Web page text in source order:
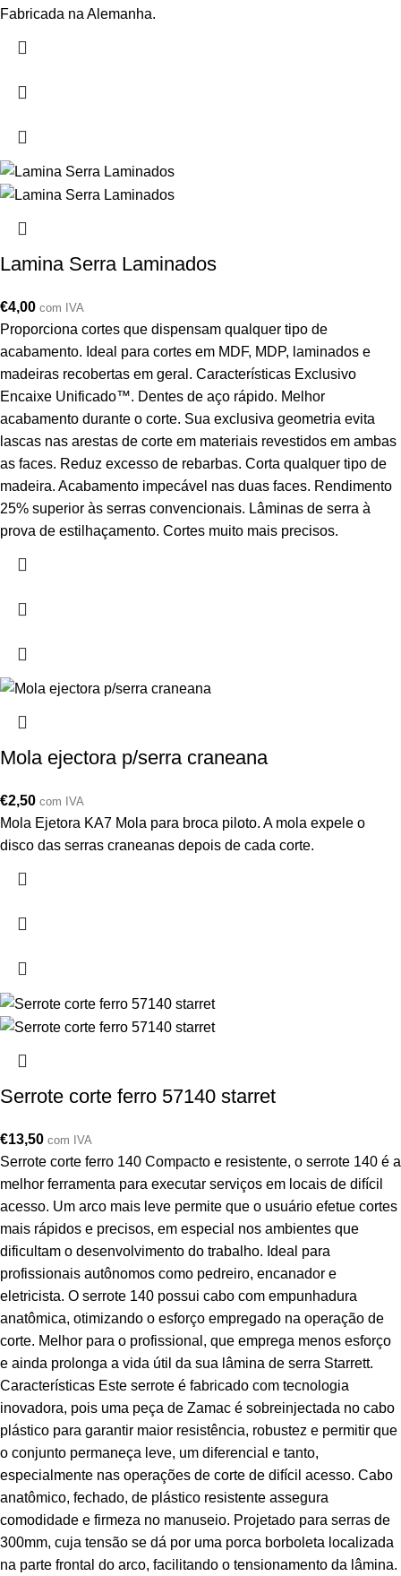
Fabricada na Alemanha.
Lamina Serra Laminados
€4,00 com IVA
Proporciona cortes que dispensam qualquer tipo de
acabamento. Ideal para cortes em MDF, MDP, laminados e
madeiras recobertas em geral. Características Exclusivo
Encaixe Unificado™. Dentes de aço rápido. Melhor
acabamento durante o corte. Sua exclusiva geometria evita
lascas nas arestas de corte em materiais revestidos em ambas
as faces. Reduz excesso de rebarbas. Corta qualquer tipo de
madeira. Acabamento impecável nas duas faces. Rendimento
25% superior às serras convencionais. Lâminas de serra à
prova de estilhaçamento. Cortes muito mais precisos.
Mola ejectora p/serra craneana
€2,50 com IVA
Mola Ejetora KA7 Mola para broca piloto. A mola expele o
disco das serras craneanas depois de cada corte.
Serrote corte ferro 57140 starret
€13,50 com IVA
Serrote corte ferro 140 Compacto e resistente, o serrote 140 é a
melhor ferramenta para executar serviços em locais de difícil
acesso. Um arco mais leve permite que o usuário efetue cortes
mais rápidos e precisos, em especial nos ambientes que
dificultam o desenvolvimento do trabalho. Ideal para
profissionais autônomos como pedreiro, encanador e
eletricista. O serrote 140 possui cabo com empunhadura
anatômica, otimizando o esforço empregado na operação de
corte. Melhor para o profissional, que emprega menos esforço
e ainda prolonga a vida útil da sua lâmina de serra Starrett.
Características Este serrote é fabricado com tecnologia
inovadora, pois uma peça de Zamac é sobreinjectada no cabo
plástico para garantir maior resistência, robustez e permitir que
o conjunto permaneça leve, um diferencial e tanto,
especialmente nas operações de corte de difícil acesso. Cabo
anatômico, fechado, de plástico resistente assegura
comodidade e firmeza no manuseio. Projetado para serras de
300mm, cuja tensão se dá por uma porca borboleta localizada
na parte frontal do arco, facilitando o tensionamento da lâmina.